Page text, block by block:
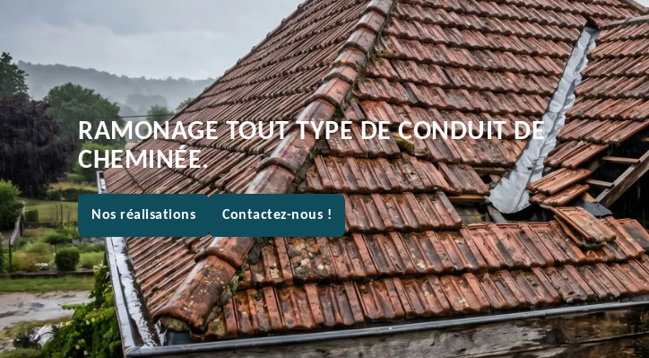
RAMONAGE TOUT TYPE DE CONDUIT DE
CHEMINÉE.
Nos réalisations Contactez-nous !